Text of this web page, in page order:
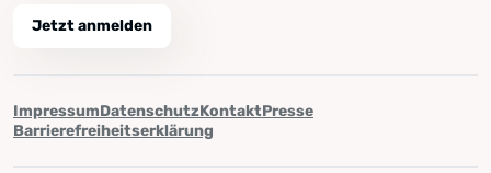
Jetzt anmelden
ImpressumDatenschutzKontaktPresse
Barrierefreiheitserklärung